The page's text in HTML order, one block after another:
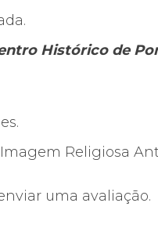
Histórico de
Imagem Religiosa
uma avaliação.